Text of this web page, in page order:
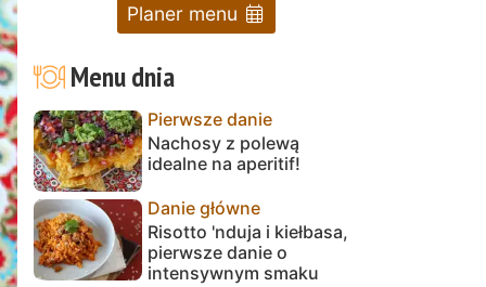
Planer menu
Menu dnia
Pierwsze danie
Nachosy z polewą
idealne na aperitif!
Danie główne
Risotto 'nduja i kiełbasa,
pierwsze danie o
intensywnym smaku